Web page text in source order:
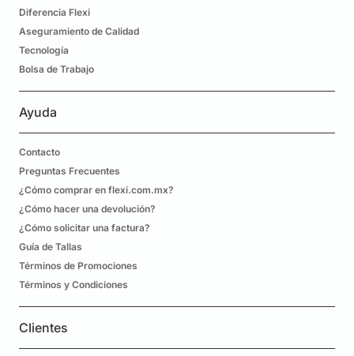
Diferencia Flexi
Aseguramiento de Calidad
Tecnología
Bolsa de Trabajo
Ayuda
Contacto
Preguntas Frecuentes
¿Cómo comprar en flexi.com.mx?
¿Cómo hacer una devolución?
¿Cómo solicitar una factura?
Guía de Tallas
Términos de Promociones
Términos y Condiciones
Clientes